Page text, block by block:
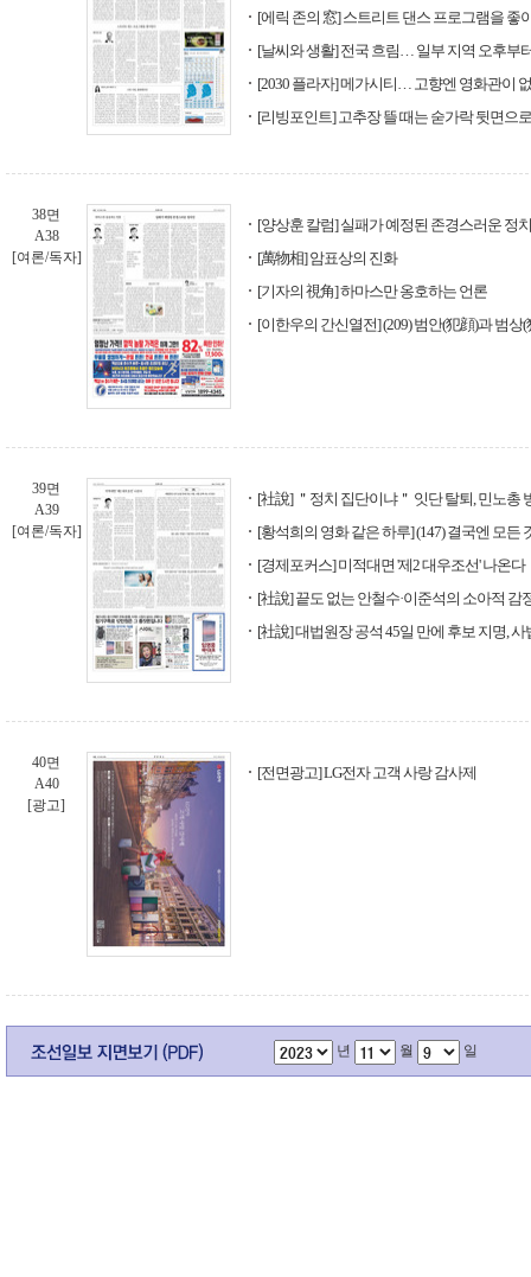
[에릭 존의 窓] 스트리트 댄스 프로그램을 좋
[날씨와 생활] 전국 흐림… 일부 지역 오후부
[2030 플라자] 메가시티… 고향엔 영화관이
[리빙포인트] 고추장 뜰 때는 숟가락 뒷면으로
38면
A38
[여론/독자]
[양상훈 칼럼] 실패가 예정된 존경스러운 정
[萬物相] 암표상의 진화
[기자의 視角] 하마스만 옹호하는 언론
[이한우의 간신열전] (209) 범안(犯顔)과 범상(
39면
A39
[여론/독자]
[社說] ＂정치 집단이냐＂ 잇단 탈퇴, 민노총
[황석희의 영화 같은 하루] (147) 결국엔 모든
[경제포커스] 미적대면 '제2 대우조선' 나온다
[社說] 끝도 없는 안철수·이준석의 소아적 감
[社說] 대법원장 공석 45일 만에 후보 지명,
40면
A40
[광고]
[전면광고] LG전자 고객 사랑 감사제
년 월 일